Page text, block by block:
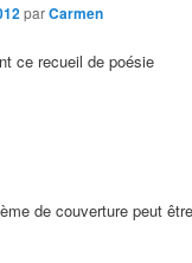
parCarmen
ce recueil de poésie
de couverture peut